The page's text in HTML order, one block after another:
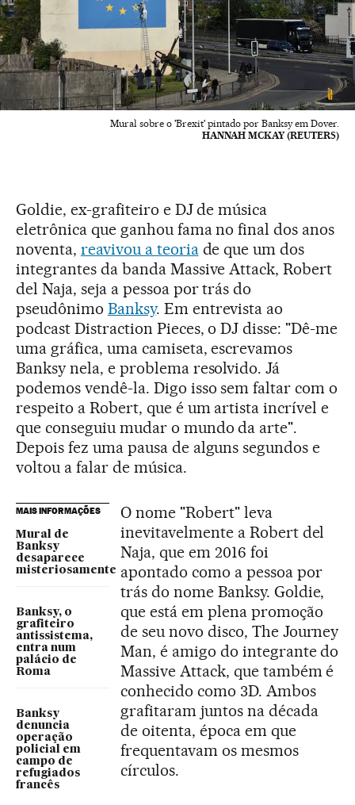
Mural sobre o 'Brexit' pintado por Banksy em Dover.
HANNAH MCKAY (REUTERS)
Goldie, ex-grafiteiro e DJ de música
eletrônica que ganhou fama no final dos anos
noventa, reavivou a teoriade que um dos
integrantes da banda Massive Attack, Robert
del Naja, seja a pessoa por trás do
pseudônimo Banksy. Em entrevista ao
podcast Distraction Pieces, o DJ disse: "Dê-me
uma gráfica, uma camiseta, escrevamos
Banksy nela, e problema resolvido. Já
podemos vendê-la. Digo isso sem faltar com o
respeito a Robert, que é um artista incrível e
que conseguiu mudar o mundo da arte".
Depois fez uma pausa de alguns segundos e
voltou a falar de música.
MAIS INFORMAÇÕES
Mural de
Banksy
desaparece
misteriosamente
Banksy, o
grafiteiro
antissistema,
entra num
palácio de
Roma
Banksy
denuncia
operação
policial em
campo de
refugiados
francês
O nome "Robert" leva
inevitavelmente a Robert del
Naja, que em 2016 foi
apontado como a pessoa por
trás do nome Banksy. Goldie,
que está em plena promoção
de seu novo disco, The Journey
Man, é amigo do integrante do
Massive Attack, que também é
conhecido como 3D. Ambos
grafitaram juntos na década
de oitenta, época em que
frequentavam os mesmos
círculos.